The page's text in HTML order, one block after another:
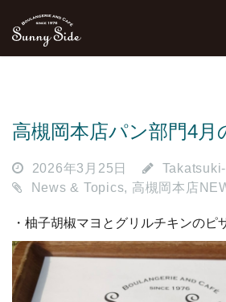
高槻岡本店パン部門4月
2026年3月25日
News & Topics, 高槻岡本店
・柚子胡椒マヨとグリルチキンのピ